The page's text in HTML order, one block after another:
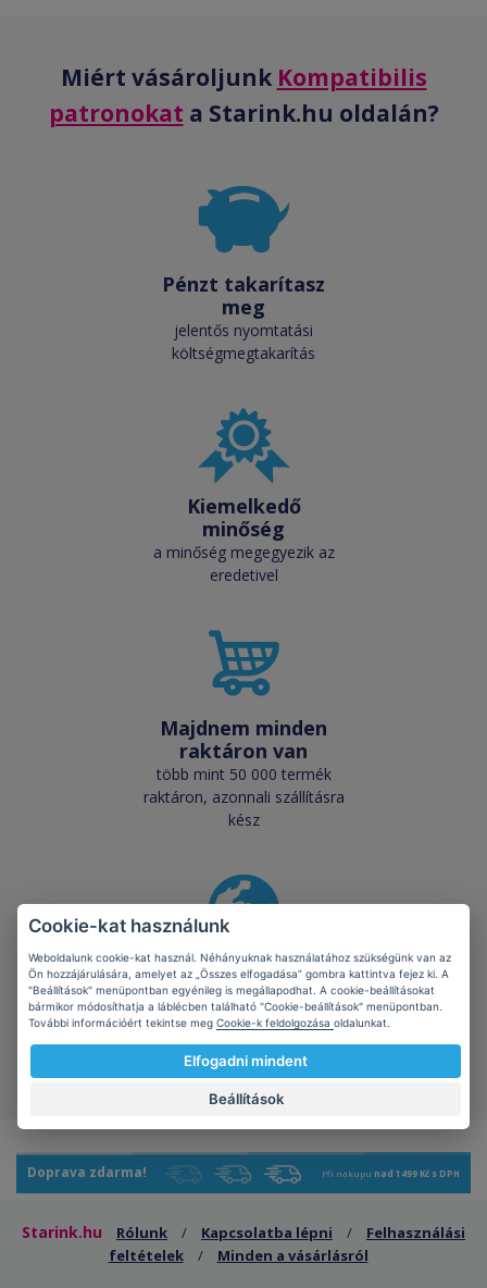
Miért vásároljunk Kompatibilis
patronokat a Starink.hu oldalán?
Pénzt takarítasz
meg
jelentős nyomtatási
költségmegtakarítás
Kiemelkedő
minőség
a minőség megegyezik az
eredetivel
Majdnem minden
raktáron van
több mint 50 000 termék
raktáron, azonnali szállításra
kész
Megvédjük
bolygónkat
kompatibilis termékek
pozitív hatással vannak az
ökológiára
Doprava zdarma! Při nákupu nad 1499 Kč s DPH
Starink.hu Rólunk / Kapcsolatba lépni /
Felhasználási
feltételek
/ Minden a vásárlásról
Cookie-kat használunk
Weboldalunk cookie-kat használ. Néhányuknak használatához szükségünk van az
Ön hozzájárulására, amelyet az „Összes elfogadása” gombra kattintva fejez ki. A
"Beállítások" menüpontban egyénileg is megállapodhat. A cookie-beállításokat
bármikor módosíthatja a láblécben található "Cookie-beállítások" menüpontban.
További információért tekintse meg Cookie-k feldolgozása oldalunkat.
Elfogadni mindent
Beállítások